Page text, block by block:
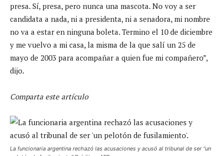
presa. Sí, presa, pero nunca una mascota. No voy a ser
candidata a nada, ni a presidenta, ni a senadora, mi nombre
no va a estar en ninguna boleta. Termino el 10 de diciembre
y me vuelvo a mi casa, la misma de la que salí un 25 de
mayo de 2003 para acompañar a quien fue mi compañero”,
dijo.
Comparta este artículo
La funcionaria argentina rechazó las acusaciones y acusó al tribunal de ser “un